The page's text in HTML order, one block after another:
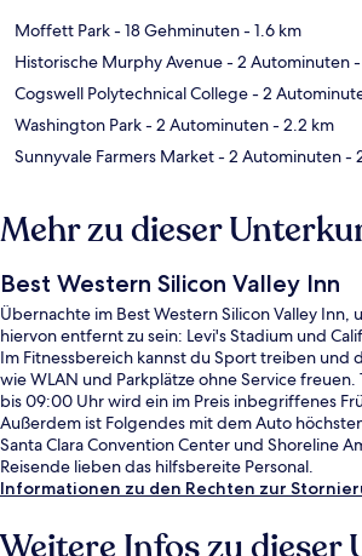
Moffett Park- 18 Gehminuten- 1.6 km
Historische Murphy Avenue- 2 Autominuten
Cogswell Polytechnical College- 2
Washington Park- 2 Autominuten- 2.2 km
Sunnyvale Farmers Market- 2 Autominuten-
Mehr zu dieser
Best Western Silicon Valley Inn
Übernachte im Best Western Silicon Valley Inn,
hiervon entfernt zu sein: Levi's Stadium und
Im Fitnessbereich kannst du Sport treiben und
wie WLAN und Parkplätze ohne Service
bis 09:00 Uhr wird ein im Preis inbegriffenes
Außerdem ist Folgendes mit dem Auto
Santa Clara Convention Center und Shoreline
Reisende lieben das hilfsbereite Personal.
Informationen zu den Rechten zur